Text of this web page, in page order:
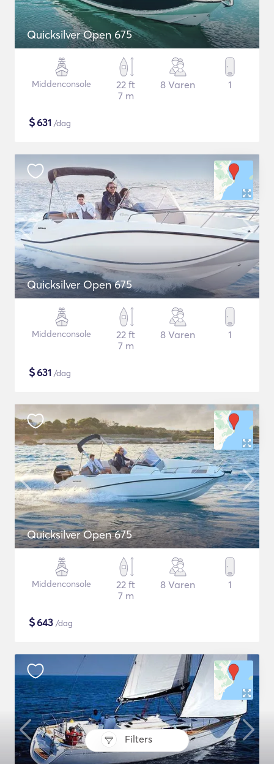
Filters
Quicksilver Open 675
Middenconsole
22 ft
7 m
8 Varen 1
$631 /dag
Quicksilver Open 675
Middenconsole
22 ft
7 m
8 Varen 1
$631 /dag
Quicksilver Open 675
Middenconsole
22 ft
7 m
8 Varen 1
$643 /dag